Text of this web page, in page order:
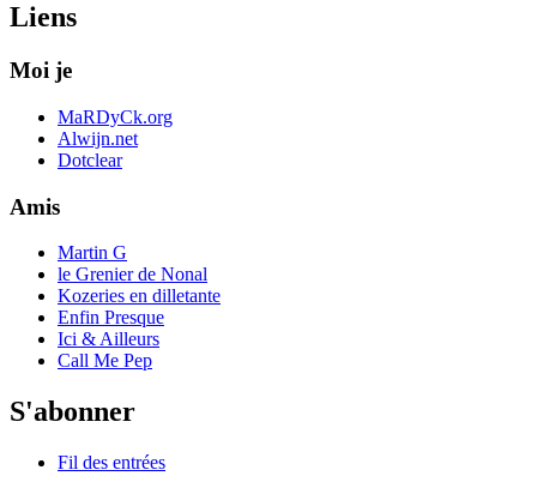
Liens
Moi je
MaRDyCk.org
Alwijn.net
Dotclear
Amis
Martin G
le Grenier de Nonal
Kozeries en dilletante
Enfin Presque
Ici & Ailleurs
Call Me Pep
S'abonner
Fil des entrées